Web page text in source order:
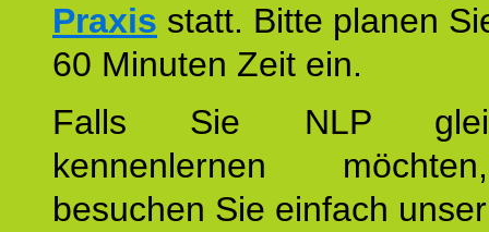
Praxis statt. Bitte planen
60 Minuten Zeit ein.
Falls Sie NLP
kennenlernen
besuchen Sie einfach unser